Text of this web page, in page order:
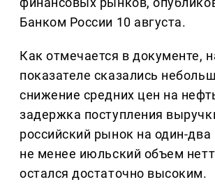
Банком России 10 августа.
Как отмечается в документе,
показателе сказались
снижение средних цен на
задержка поступления
российский рынок на один-
не менее июльский объем
остался достаточно высоким.